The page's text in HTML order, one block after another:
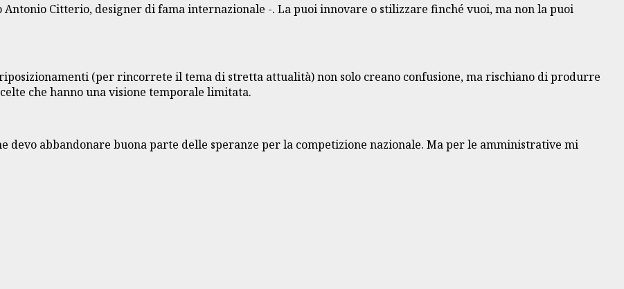
Antonio Citterio, designer di fama internazionale -. La puoi innovare o stilizzare finché vuoi, ma non la puoi
(per rincorrete il tema di stretta attualità) non solo creano confusione, ma rischiano di produrre
che hanno una visione temporale limitata.
devo abbandonare buona parte delle speranze per la competizione nazionale. Ma per le amministrative mi